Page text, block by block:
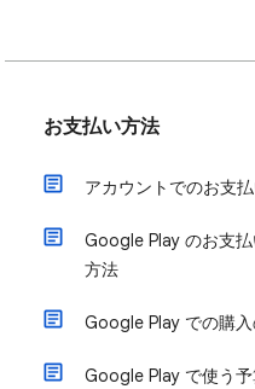
お支払い方法
アカウントでのお支
Google Play のお支
方法
Google Play での購
Google Play で使う